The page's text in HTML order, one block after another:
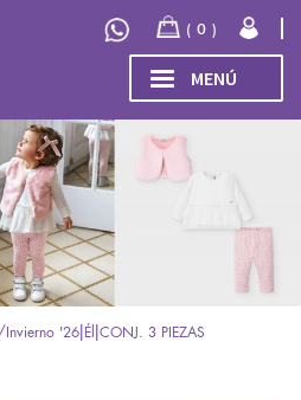
MENÚ
INICIO
TIENDA
menú
hijo
COLECCIÓN
INVIERNO/OTOÑO 2026
Invierno '26 Él CONJ. 3 PIEZAS
0